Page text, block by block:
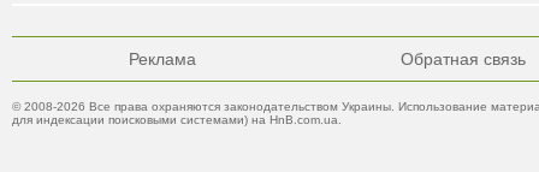
Реклама Обратная связь
© 2008-2026 Все права охраняются законодательством Украины. Использование
для индексации поисковыми системами) на HnB.com.ua.